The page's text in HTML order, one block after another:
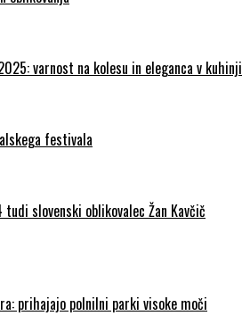
varnost na kolesu in eleganca v kuhinji
festivala
slovenski oblikovalec Žan Kavčič
prihajajo polnilni parki visoke moči